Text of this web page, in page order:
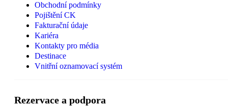
Obchodní podmínky
Pojištění CK
Fakturační údaje
Kariéra
Kontakty pro média
Destinace
Vnitřní oznamovací systém
Rezervace a podpora